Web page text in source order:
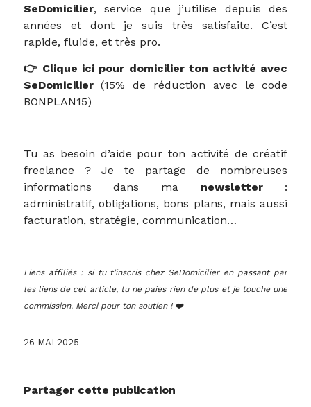
SeDomicilier, service que j’utilise depuis des
années et dont je suis très satisfaite. C’est
rapide, fluide, et très pro.
👉 Clique ici pour domicilier ton activité avec
SeDomicilier(15% de réduction avec le code
BONPLAN15)
Tu as besoin d’aide pour ton activité de créatif
freelance ? Je te partage de nombreuses
informations dans ma newsletter:
administratif, obligations, bons plans, mais aussi
facturation, stratégie, communication…
Liens affiliés : si tu t’inscris chez SeDomicilieren passant par
les liens de cet article, tu ne paies rien de plus et je touche une
commission. Merci pour ton soutien ! ❤️
26 MAI 2025
Partager cette publication